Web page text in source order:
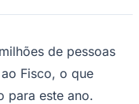
de pessoas
Fisco, o que
para este ano.